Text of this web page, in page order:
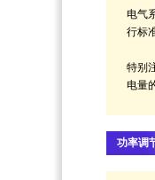
电气
行标
特别
电量
功率调